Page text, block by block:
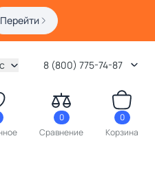
Перейти
8 (800) 775-74-87
0
Сравнение
0
Корзина